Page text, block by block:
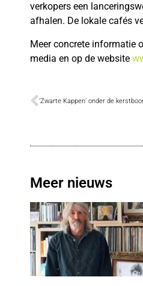
verkopers een
afhalen. De lokale cafés
Meer concrete informatie
media en op de website
‘Zwarte Kappen’ onder de
Meer nieuws